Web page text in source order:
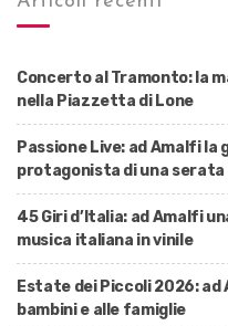
Concerto al Tramonto: la
nella Piazzetta di Lone
Passione Live: ad Amalfi
protagonista di una serata
45 Giri d’Italia: ad Amalfi
musica italiana in vinile
Estate dei Piccoli 2026:
bambini e alle famiglie